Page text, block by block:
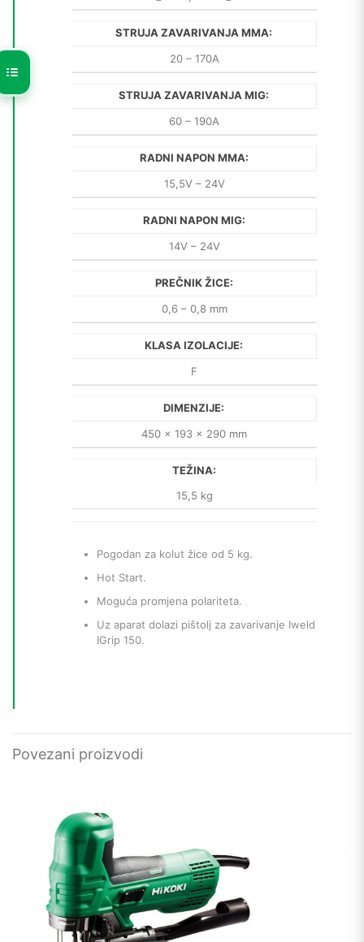
STRUJA ZAVARIVANJA MMA:
20 – 170A
STRUJA ZAVARIVANJA MIG:
60 – 190A
RADNI NAPON MMA:
15,5V – 24V
RADNI NAPON MIG:
14V – 24V
PREČNIK ŽICE:
0,6 – 0,8 mm
KLASA IZOLACIJE:
F
DIMENZIJE:
450 x 193 x 290 mm
TEŽINA:
15,5 kg
Pogodan za kolut žice od 5 kg.
Hot Start.
Moguća promjena polariteta.
Uz aparat dolazi pištolj za zavarivanje Iweld
IGrip 150.
Povezani proizvodi